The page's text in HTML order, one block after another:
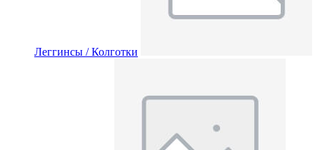
Леггинсы / Колготки